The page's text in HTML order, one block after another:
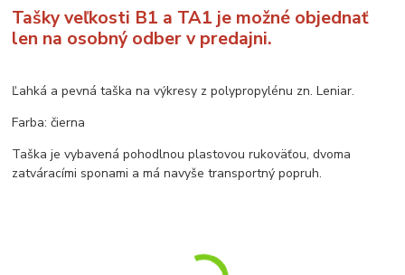
Tašky veľkosti B1 a TA1 je možné objednať
len na osobný odber v predajni.
Ľahká a pevná taška na výkresy z polypropylénu zn. Leniar.
Farba: čierna
Taška je vybavená pohodlnou plastovou rukoväťou, dvoma
zatváracími sponami a mánavyše transportný popruh.